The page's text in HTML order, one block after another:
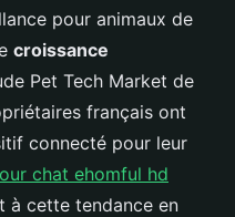
pour animaux de
croissance
Pet Tech Market de
français ont
connecté pour leur
chat ehomful hd
à cette tendance en